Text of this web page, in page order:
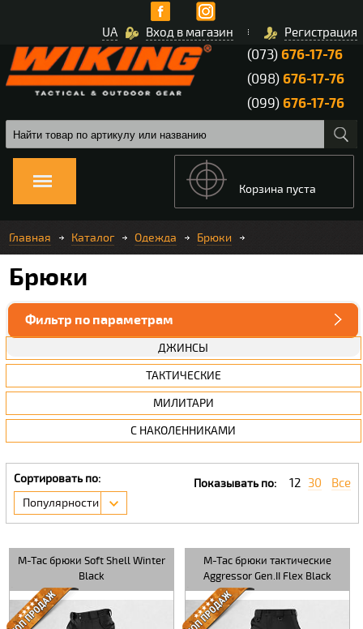
Вход в магазин Регистрация
UA
(073)676-17-76
(098)676-17-76
(099)676-17-76
Корзина пуста
Главная Каталог Одежда Брюки
Брюки
Фильтр по параметрам
ДЖИНСЫ
ТАКТИЧЕСКИЕ
МИЛИТАРИ
С НАКОЛЕННИКАМИ
Сортировать по:
Популярности
Показывать по: 12 30 Все
M-Tac брюки Soft Shell Winter
Black
M-Tac брюки тактические
Aggressor Gen.II Flex Black